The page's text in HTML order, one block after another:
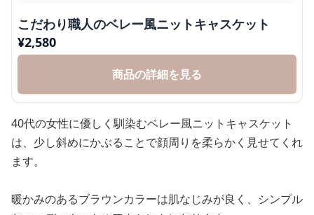
こだわり職人のベレー風ニットキャスケット
¥2,580
商品の詳細を見る
40代の女性に優しく馴染むベレー風ニットキャスケット
は、少し斜めにかぶることで顔周りを柔らかく見せてくれ
ます。
暖かみのあるブラウンカラーは肌なじみが良く、シンプル